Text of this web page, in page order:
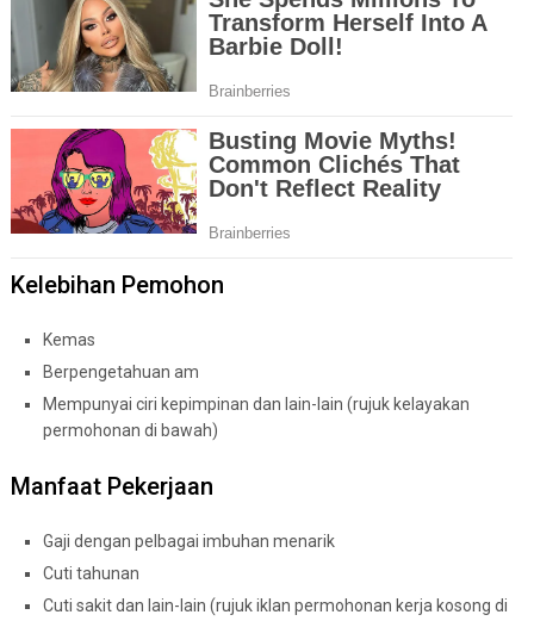
Kelebihan Pemohon
Kemas
Berpengetahuan am
Mempunyai ciri kepimpinan dan lain-lain (rujuk kelayakan
permohonan di bawah)
Manfaat Pekerjaan
Gaji dengan pelbagai imbuhan menarik
Cuti tahunan
Cuti sakit dan lain-lain (rujuk iklan permohonan kerja kosong di